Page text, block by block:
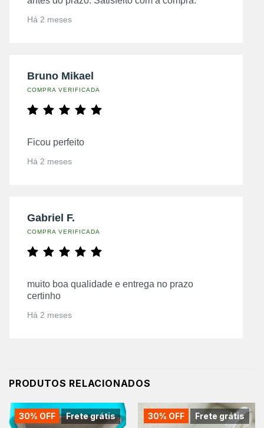
Há 2 meses
Bruno Mikael
COMPRA VERIFICADA
Ficou perfeito
Há 2 meses
Gabriel F.
COMPRA VERIFICADA
muito boa qualidade e entrega no prazo
certinho
Há 2 meses
PRODUTOS RELACIONADOS
Frete grátis
30% OFF Frete grátis
30% OFF